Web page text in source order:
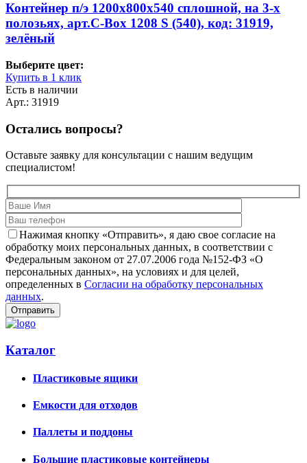
Контейнер п/э 1200х800х540 сплошной, на 3-х
полозьях, арт.C-Box 1208 S (540), код: 31919,
зелёный
Выберите цвет:
Купить в 1 клик
Есть в наличии
Арт.: 31919
Остались вопросы?
Оставьте заявку для консультации с нашим ведущим
специалистом!
Нажимая кнопку «Отправить», я даю свое согласие на
обработку моих персональных данных, в соответствии с
Федеральным законом от 27.07.2006 года №152-ФЗ «О
персональных данных», на условиях и для целей,
определенных в Согласии на обработку персональных
данных.
Каталог
Пластиковые ящики
Емкости для отходов
Паллеты и поддоны
Большие пластиковые контейнеры